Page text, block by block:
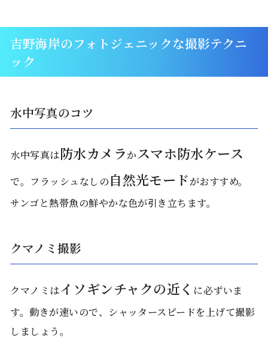
吉野海岸のフォトジェニックな撮影テクニ
ック
水中写真のコツ
水中写真は防水カメラかスマホ防水ケース
で。フラッシュなしの 自然光モードがおすすめ。
サンゴと熱帯魚の鮮やかな色が引き立ちます。
クマノミ撮影
クマノミはイソギンチャクの近く に必ずいま
す。動きが速いので、シャッタースピードを上げて撮影
しましょう。